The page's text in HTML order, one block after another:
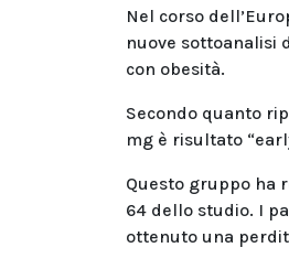
Nel corso
nuove sottoanalisi
con obesità.
Secondo quanto
mg è risultato
Questo gruppo ha
64 dello studio. I
ottenuto una